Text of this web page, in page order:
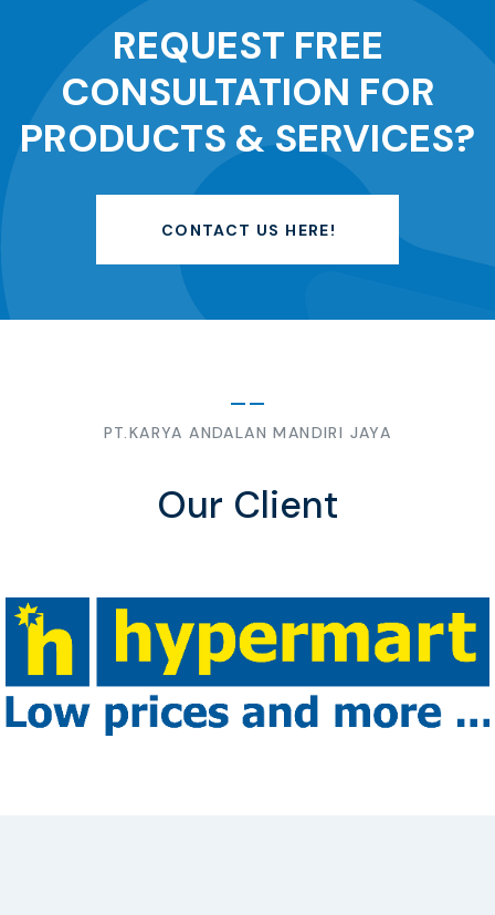
REQUEST FREE
CONSULTATION FOR
PRODUCTS & SERVICES?
CONTACT US HERE!
PT.KARYA ANDALAN MANDIRI JAYA
Our Client